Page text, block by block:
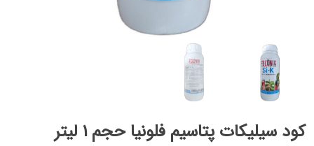
کود سیلیکات پتاسیم فلونیا حجم 1 لیتر